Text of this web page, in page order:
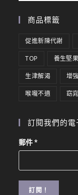
商品標籤
促進新陳代謝
TOP 養生堅果
生津解渴 增
喉嚨不適 窈
訂閱我們的電
郵件*